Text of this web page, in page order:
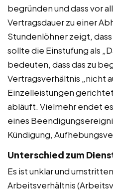
begründen und dass vor
Vertragsdauer zu einer
Stundenlöhner zeigt,
sollte die Einstufung als
bedeuten, dass das zu
Vertragsverhältnis „nicht
Einzelleistungen
abläuft. Vielmehr endet
eines
Kündigung,
Unterschied zum
Es ist unklar und
Arbeitsverhältnis